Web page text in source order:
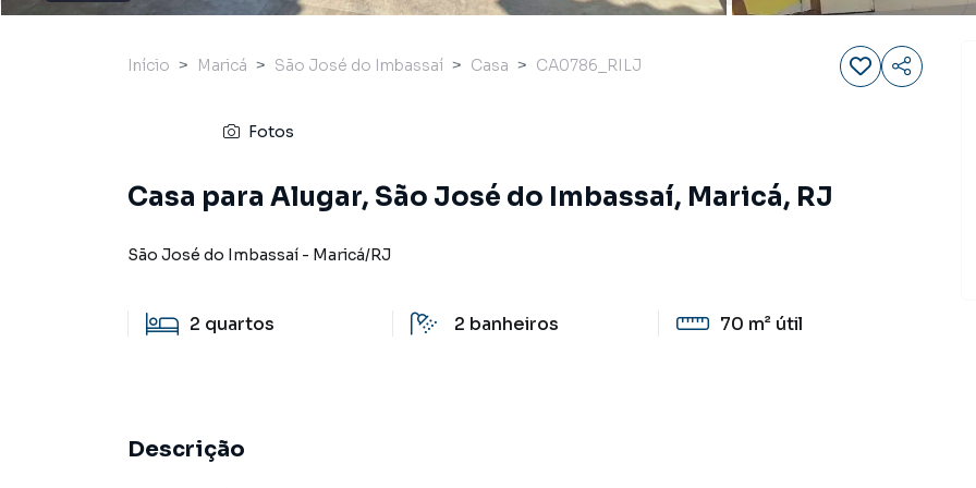
Início Maricá São José do Imbassaí Casa CA0786_RILJ
Fotos
Casa para Alugar, São José do Imbassaí, Maricá, RJ
São José do Imbassaí - Maricá/RJ
2 quartos 2 banheiros 70 m² útil
Descrição